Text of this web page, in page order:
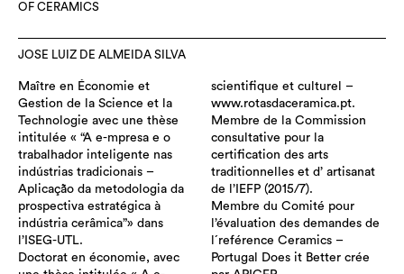
OF CERAMICS
JOSE LUIZ DE ALMEIDA SILVA
Maître en Économie et
Gestion de la Science et la
Technologie avec une thèse
intitulée « “A e-mpresa e o
trabalhador inteligente nas
indústrias tradicionais –
Aplicação da metodologia da
prospectiva estratégica à
indústria cerâmica”» dans
l’ISEG-UTL.
Doctorat en économie, avec
scientifique et culturel –
www.rotasdaceramica.pt.
Membre de la Commission
consultative pour la
certification des arts
traditionnelles et d’ artisanat
de l’IEFP (2015/7).
Membre du Comité pour
l’évaluation des demandes de
l´reférence Ceramics –
Portugal Does it Better crée